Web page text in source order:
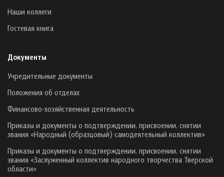
Наши коллеги
Гостевая книга
Документы
Учредительные документы
Положения об отделах
Финансово-хозяйственная деятельность
Приказы и документы о подтверждении, присвоении, снятии
звания «Народный (образцовый) самодеятельный коллектив»
Приказы и документы о подтверждении, присвоении, снятии
звания «Заслуженный коллектив народного творчества Тверской
области»